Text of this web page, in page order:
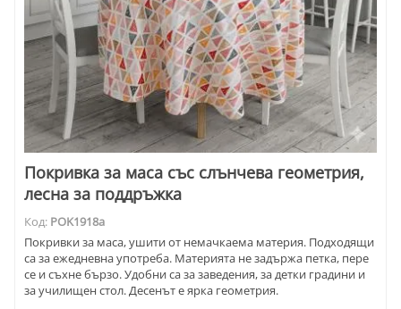
Покривка за маса със слънчева геометрия,
лесна за поддръжка
Код: POK1918a
Покривки за маса, ушити от немачкаема материя. Подходящи
са за ежедневна употреба. Материята не задържа петка, пере
се и съхне бързо. Удобни са за заведения, за детки градини и
за училищен стол. Десенът е ярка геометрия.